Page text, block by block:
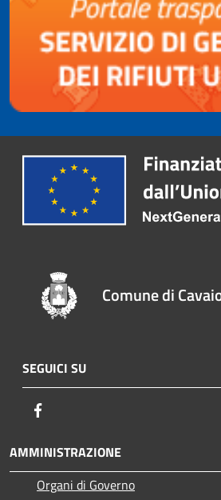
Comune di
SEGUICI SU
AMMINISTRAZIONE
Organi di Governo